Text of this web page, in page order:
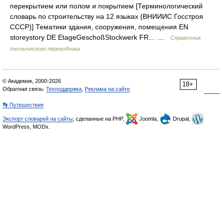
перекрытием или полом и покрытием [Терминологический
словарь по строительству на 12 языках (ВНИИИС Госстроя
СССР)] Тематики здания, сооружения, помещения EN
storeystory DE EtageGeschoßStockwerk FR… …
Справочник
технического переводчика
18+
© Академик, 2000-2026
Обратная связь: Техподдержка Реклама на сайте
👣 Путешествия
Экспорт словарей на сайты , сделанные на PHP, Joomla,
Drupal,
WordPress, MODx.